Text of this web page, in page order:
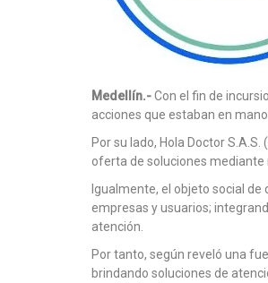
Medellín.-Con el fin de
acciones que estaban en
Por su lado, Hola Doctor
oferta de soluciones
Igualmente, el objeto social
empresas y usuarios;
atención.
Por tanto, según reveló una
brindando soluciones de